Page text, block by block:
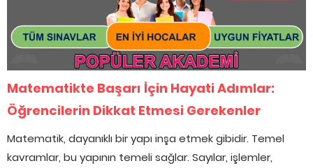
Matematikte Başarı İçin Hayati Adımlar:
Öğrencilerin Dikkat Etmesi Gerekenler
Matematik, dayanıklı bir yapı inşa etmek gibidir. Temel
kavramlar, bu yapının temeli sağlar. Sayılar, işlemler,